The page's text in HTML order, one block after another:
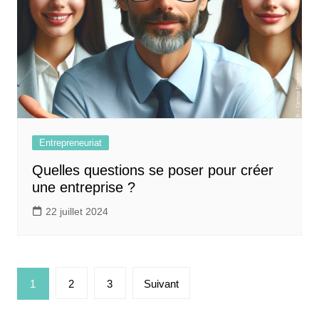
Entrepreneuriat
Quelles questions se poser pour créer
une entreprise ?
22 juillet 2024
Pagination
des
1 2 3 Suivant